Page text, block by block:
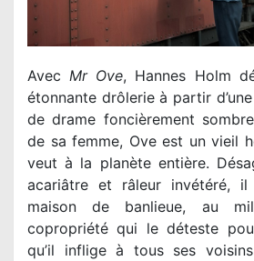
Avec Mr Ove, Hannes Holm
étonnante drôlerie à partir
de drame foncièrement
de sa femme, Ove est un vieil
veut à la planète entière.
acariâtre et râleur invétéré,
maison de banlieue, au
copropriété qui le déteste
qu’il inflige à tous ses